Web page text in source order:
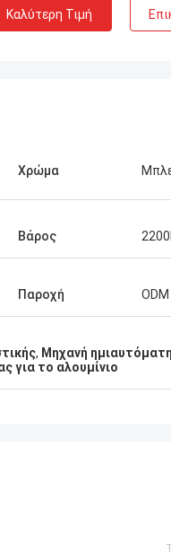
Καλύτερη Τιμή
Χρώμα
Βάρος
Παροχή ODM
, Μηχανή
για το αλουμίνιο